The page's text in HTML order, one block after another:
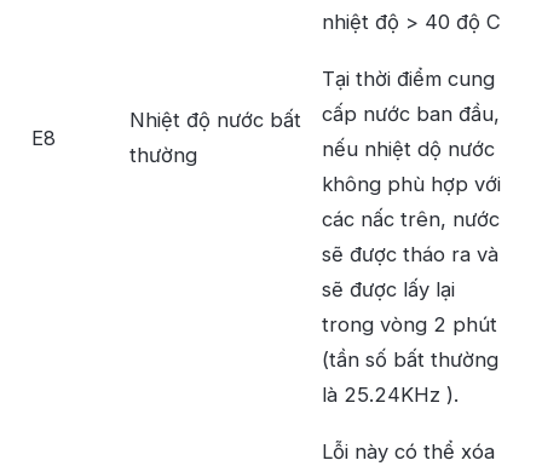
E8
Nhiệt độ nước bất
thường
nhiệt độ > 40 độ C
Tại thời điểm cung
cấp nước ban đầu,
nếu nhiệt dộ nước
không phù hợp với
các nấc trên, nước
sẽ được tháo ra và
sẽ được lấy lại
trong vòng 2 phút
(tần số bất thường
là 25.24KHz ).
Lỗi này có thể xóa